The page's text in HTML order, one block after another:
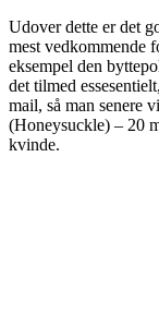
Udover dette er det
mest vedkommende
eksempel den
det tilmed
mail, så man senere
(Honeysuckle) – 20
kvinde.